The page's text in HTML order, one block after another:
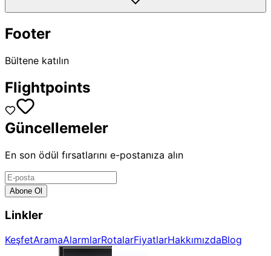
Footer
Bültene katılın
Flightpoints
Güncellemeler
En son ödül fırsatlarını e-postanıza alın
Abone Ol
Linkler
KeşfetAramaAlarmlarRotalarFiyatlarHakkımızdaBlog